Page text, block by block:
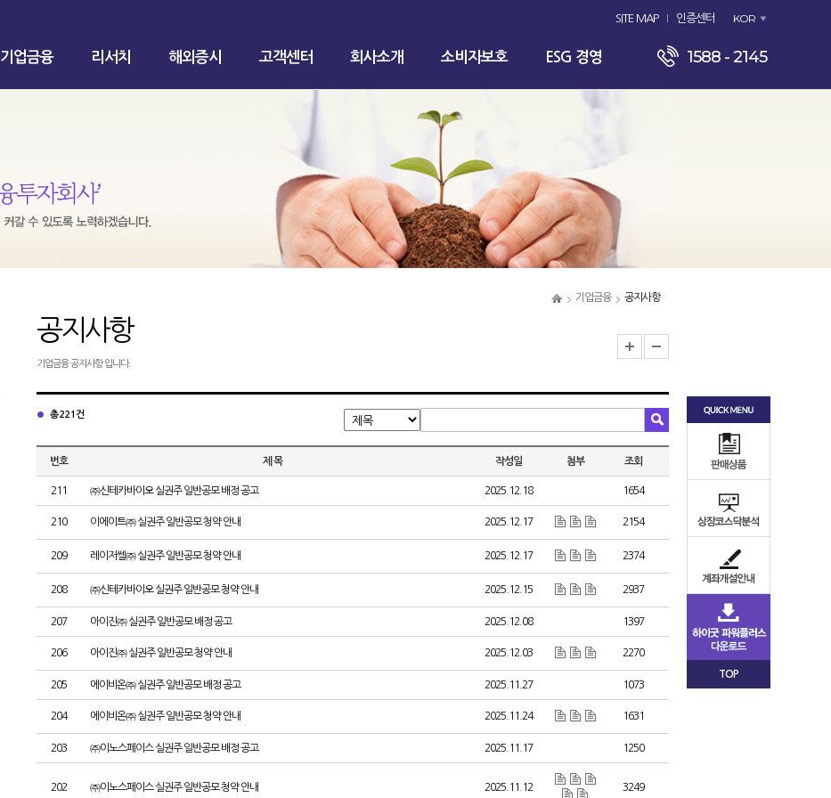
SITE MAP 인증센터 KOR
기업금융 리서치 해외증시 고객센터 회사소개 소비자보호 ESG 경영 1588 - 2145
기업금융 공지사항
공지사항
기업금융 공지사항 입니다.
총 221건
번호 제 목 작성일 첨부 조회
211 ㈜신테카바이오 실권주 일반공모 배정 공고 2025.12.18 1654
210 이에이트㈜ 실권주 일반공모 청약 안내 2025.12.17 2154
209 레이저쎌㈜ 실권주 일반공모 청약 안내 2025.12.17 2374
208 ㈜신테카바이오 실권주 일반공모 청약 안내 2025.12.15 2937
207 아이진㈜ 실권주 일반공모 배정 공고 2025.12.08 1397
206 아이진㈜ 실권주 일반공모 청약 안내 2025.12.03 2270
205 에이비온㈜ 실권주 일반공모 배정 공고 2025.11.27 1073
204 에이비온㈜ 실권주 일반공모 청약 안내 2025.11.24 1631
203 ㈜이노스페이스 실권주 일반공모 배정 공고 2025.11.17 1250
202 ㈜이노스페이스 실권주 일반공모 청약 안내 2025.11.12 3249
TOP